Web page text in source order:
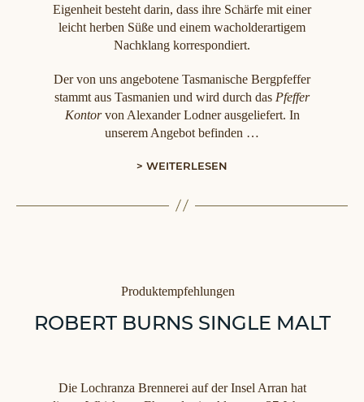
Eigenheit besteht darin, dass ihre Schärfe mit einer
leicht herben Süße und einem wacholderartigem
Nachklang korrespondiert.
Der von uns angebotene Tasmanische Bergpfeffer
stammt aus Tasmanien und wird durch das Pfeffer
Kontorvon Alexander Lodner ausgeliefert. In
unserem Angebot befinden …
> WEITERLESEN
Kategorien
Produktempfehlungen
ROBERT BURNS SINGLE MALT
Die Lochranza Brennerei auf der Insel Arran hat